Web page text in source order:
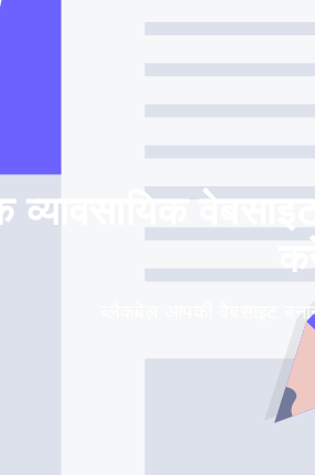
ब्लैकबेल आपकी वेबसाइट